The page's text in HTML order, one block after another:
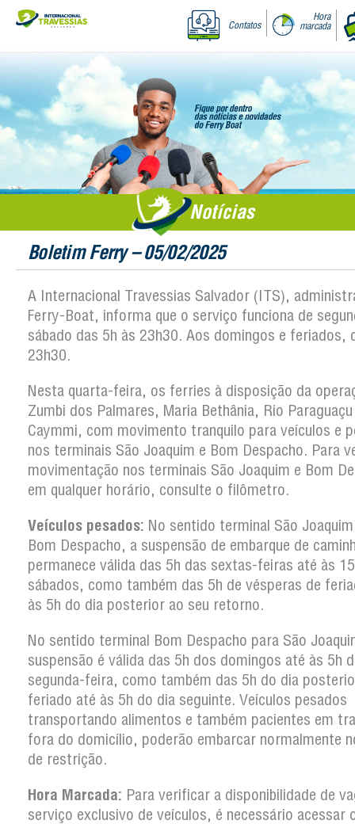
Contatos
Hora
marcada
Notícias
Boletim Ferry – 05/02/2025
A Internacional Travessias Salvador (ITS),
Ferry-Boat, informa que o serviço funciona de
sábado das 5h às 23h30. Aos domingos e feriados,
23h30.
Nesta quarta-feira, os ferries à disposição da
Zumbi dos Palmares, Maria Bethânia, Rio
Caymmi, com movimento tranquilo para veículos e
nos terminais São Joaquim e Bom Despacho. Para
movimentação nos terminais São Joaquim e Bom
em qualquer horário, consulte o filômetro.
Veículos pesados: No sentido terminal São
Bom Despacho, a suspensão de embarque de
permanece válida das 5h das sextas-feiras até às
sábados, como também das 5h de vésperas de
às 5h do dia posterior ao seu retorno.
No sentido terminal Bom Despacho para São
suspensão é válida das 5h dos domingos até às 5h
segunda-feira, como também das 5h do dia
feriado até às 5h do dia seguinte. Veículos pesados
transportando alimentos e também pacientes em
fora do domicílio, poderão embarcar normalmente
de restrição.
Hora Marcada: Para verificar a disponibilidade de
serviço exclusivo de veículos, é necessário acessar